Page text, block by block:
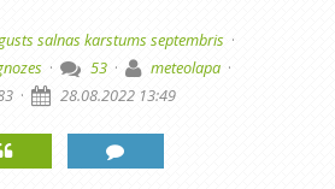
salnaskarstums septembris ·
· 53 · meteolapa ·
· 28.08.2022 13:49